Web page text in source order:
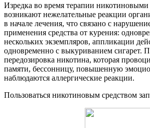
Изредка во время терапии
возникают нежелательные реакции
в начале лечения, что связано с
применения средства от курения:
нескольких экземпляров, аппликации
одновременно с выкуриванием сигарет.
передозировка никотина, которая
памяти, бессонницу, повышенную
наблюдаются аллергические реакции.
Пользоваться никотиновым средством